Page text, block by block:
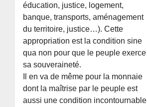
éducation, justice, logement,
banque, transports, aménagement
du territoire, justice…). Cette
appropriation est la condition sine
qua non pour que le peuple exerce
sa souveraineté.
Il en va de même pour la monnaie
dont la maîtrise par le peuple est
aussi une condition incontournable